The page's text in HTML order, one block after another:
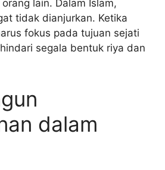
lain. Dalam Islam,
tidak dianjurkan. Ketika
fokus pada tujuan sejati
segala bentuk riya dan
dalam